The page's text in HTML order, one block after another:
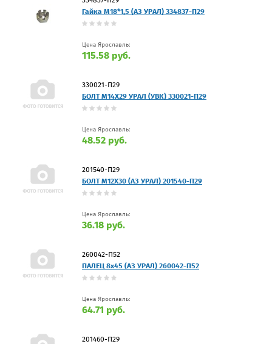
Гайка М18*1,5 (АЗ УРАЛ) 334837-П29
Цена Ярославль:
115.58 руб.
330021-П29
БОЛТ М14Х29 УРАЛ (УВК) 330021-П29
Цена Ярославль:
48.52 руб.
201540-П29
БОЛТ М12Х30 (АЗ УРАЛ) 201540-П29
Цена Ярославль:
36.18 руб.
260042-П52
ПАЛЕЦ 8х45 (АЗ УРАЛ) 260042-П52
Цена Ярославль:
64.71 руб.
201460-П29